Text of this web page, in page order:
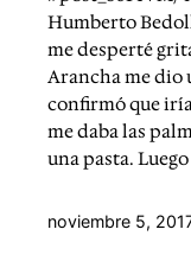
Humberto
me desperté
Arancha me dio
confirmó que
me daba las
una pasta.
noviembre 5,